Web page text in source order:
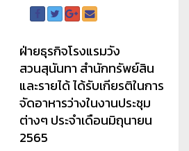
ฝ่ายธุรกิจโรงแรมวัง
สวนสุนันทา สำนักทรัพย์สิน
และรายได้ ได้รับเกียรติในการ
จัดอาหารว่างในงานประชุม
ต่างๆ ประจำเดือนมิถุนายน
2565